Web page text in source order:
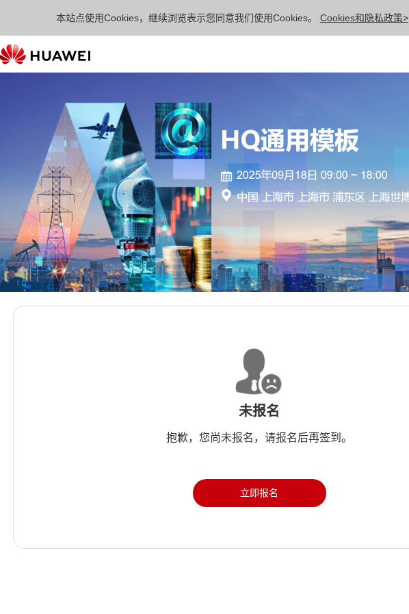
本站点使用Cookies，继续浏览表示您同意我们使用Cookies。 Cookies和隐私政策>
未报名
抱歉，您尚未报名，请报名后再签到。
立即报名